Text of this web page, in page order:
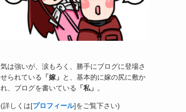
気は強いが、涙もろく、勝手にブログに登場さ
せられている
「嫁」 と、基本的に嫁の尻に敷か
れ、ブログを書いている
「私」 。
(詳しくは[プロフィール]をご覧下さい)